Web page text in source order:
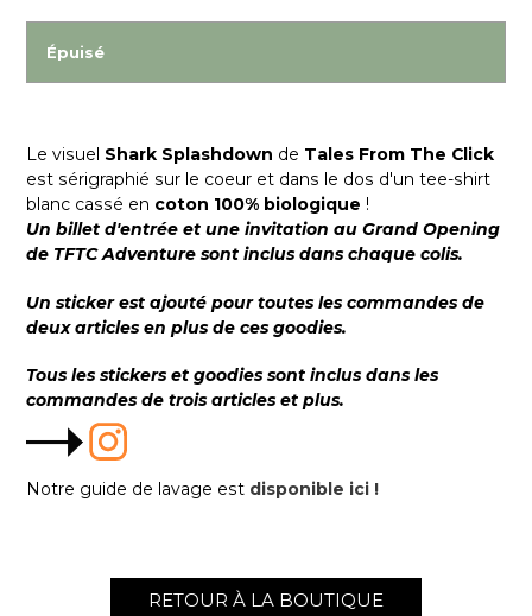
Épuisé
Le visuel Shark Splashdown de Tales From The Click
est sérigraphié sur le coeur et dans le dos d'un tee-shirt
blanc cassé en coton 100% biologique !
Un billet d'entrée et une invitation au Grand Opening
de TFTC Adventure sont inclus dans chaque colis.
Un sticker est ajouté pour toutes les commandes de
deux articles en plus de ces goodies.
Tous les stickers et goodies sont inclus dans les
commandes de trois articles et plus.
Notre guide de lavage est disponible ici !
RETOUR À LA BOUTIQUE